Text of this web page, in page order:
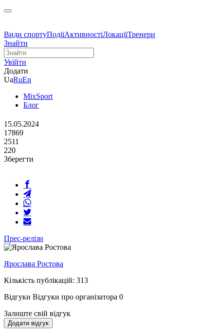
Види спортуПодіїАктивностіЛокаціїТренери
Знайти
Увійти
Додати
UaRuEn
MixSport
Блог
15.05.2024
17869
2511
220
Зберегти
Прес-релізи
Ярослава Ростова
Кількість публікацій: 313
Відгуки Відгуки про організатора 0
Залиште свій відгук
Додати відгук